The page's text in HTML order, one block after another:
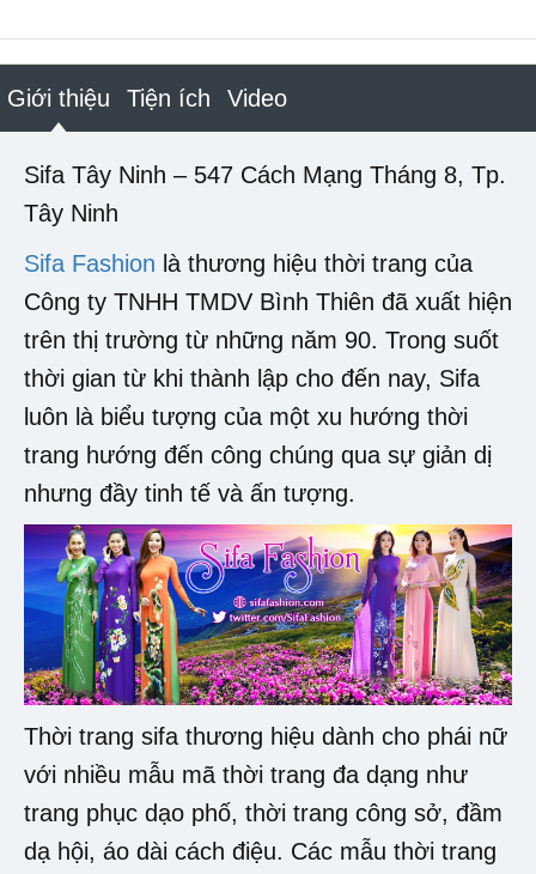
Giới thiệu Tiện ích Video
Sifa Tây Ninh – 547 Cách Mạng Tháng 8, Tp.
Tây Ninh
Sifa Fashion là thương hiệu thời trang của
Công ty TNHH TMDV Bình Thiên đã xuất hiện
trên thị trường từ những năm 90. Trong suốt
thời gian từ khi thành lập cho đến nay, Sifa
luôn là biểu tượng của một xu hướng thời
trang hướng đến công chúng qua sự giản dị
nhưng đầy tinh tế và ấn tượng.
Thời trang sifa thương hiệu dành cho phái nữ
với nhiều mẫu mã thời trang đa dạng như
trang phục dạo phố, thời trang công sở, đầm
dạ hội, áo dài cách điệu. Các mẫu thời trang